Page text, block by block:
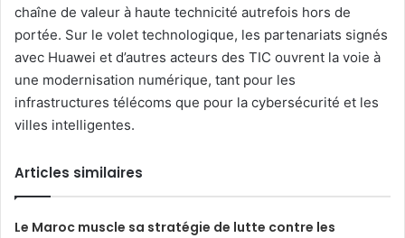
chaîne de valeur à haute technicité autrefois hors de
portée. Sur le volet technologique, les partenariats signés
avec Huawei et d’autres acteurs des TIC ouvrent la voie à
une modernisation numérique, tant pour les
infrastructures télécoms que pour la cybersécurité et les
villes intelligentes.
Articles similaires
Le Maroc muscle sa stratégie de lutte contre les